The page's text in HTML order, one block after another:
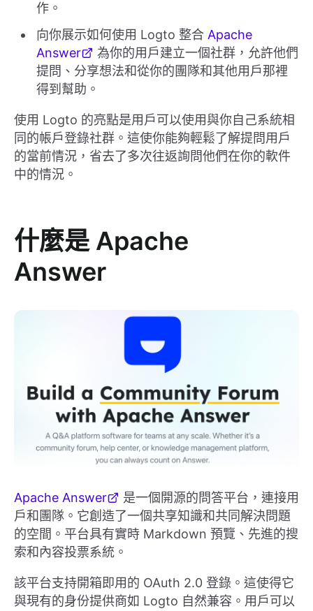
作。
向你展示如何使用 Logto 整合 Apache
Answer
為你的用戶建立一個社群，允許他們
提問、分享想法和從你的團隊和其他用戶那裡
得到幫助。
使用 Logto 的亮點是用戶可以使用與你自己系統相
同的帳戶登錄社群。這使你能夠輕鬆了解提問用戶
的當前情況，省去了多次往返詢問他們在你的軟件
中的情況。
什麼是 Apache
Answer
Apache Answer
是一個開源的問答平台，連接用
戶和團隊。它創造了一個共享知識和共同解決問題
的空間。平台具有實時 Markdown 預覽、先進的搜
索和內容投票系統。
該平台支持開箱即用的 OAuth 2.0 登錄。這使得它
與現有的身份提供商如 Logto 自然兼容。用戶可以